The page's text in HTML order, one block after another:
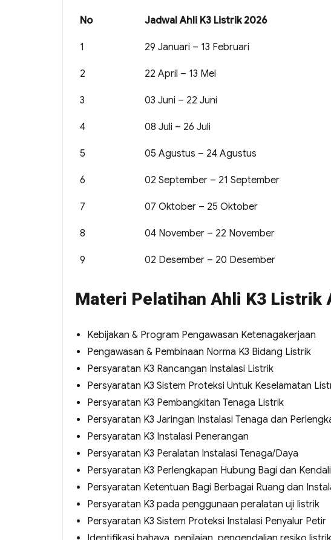
No Jadwal Ahli K3 Listrik 2026
1 29 Januari – 13 Februari
2 22 April – 13 Mei
3 03 Juni – 22 Juni
4 08 Juli – 26 Juli
5 05 Agustus – 24 Agustus
6 02 September – 21 September
7 07 Oktober – 25 Oktober
8 04 November – 22 November
9 02 Desember – 20 Desember
Materi Pelatihan Ahli K3 Listrik
Kebijakan & Program Pengawasan Ketenagakerjaan
Pengawasan & Pembinaan Norma K3 Bidang Listrik
Persyaratan K3 Rancangan Instalasi Listrik
Persyaratan K3 Sistem Proteksi Untuk Keselamatan
Persyaratan K3 Pembangkitan Tenaga Listrik
Persyaratan K3 Jaringan Instalasi Tenaga dan
Persyaratan K3 Instalasi Penerangan
Persyaratan K3 Peralatan Instalasi Tenaga/Daya
Persyaratan K3 Perlengkapan Hubung Bagi dan
Persyaratan Ketentuan Bagi Berbagai Ruang dan
Persyaratan K3 pada penggunaan peralatan uji listrik
Persyaratan K3 Sistem Proteksi Instalasi Penyalur Petir